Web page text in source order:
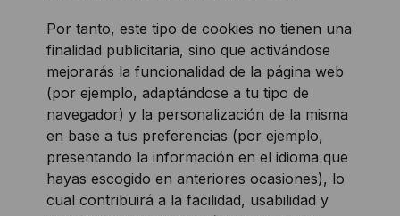
Por tanto, este tipo de cookies no tienen una
finalidad publicitaria, sino que activándose
mejorarás la funcionalidad de la página web
(por ejemplo, adaptándose a tu tipo de
navegador) y la personalización de la misma
en base a tus preferencias (por ejemplo,
presentando la información en el idioma que
hayas escogido en anteriores ocasiones), lo
cual contribuirá a la facilidad, usabilidad y